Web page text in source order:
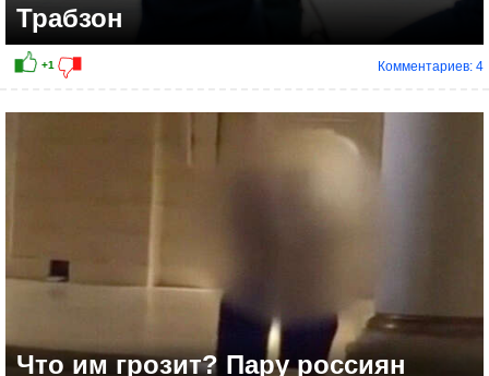
Трабзон
Комментариев: 4
Что им грозит? Пару россиян